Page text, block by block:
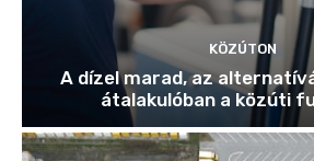
KÖZÚTON
A dízel marad, az
átalakulóban a közúti